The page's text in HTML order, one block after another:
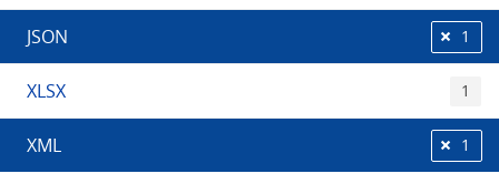
JSON 1
XLSX 1
XML 1